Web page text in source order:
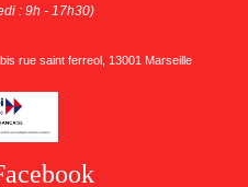
: 9h - 17h30)
bis rue saint ferreol, 13001 Marseille